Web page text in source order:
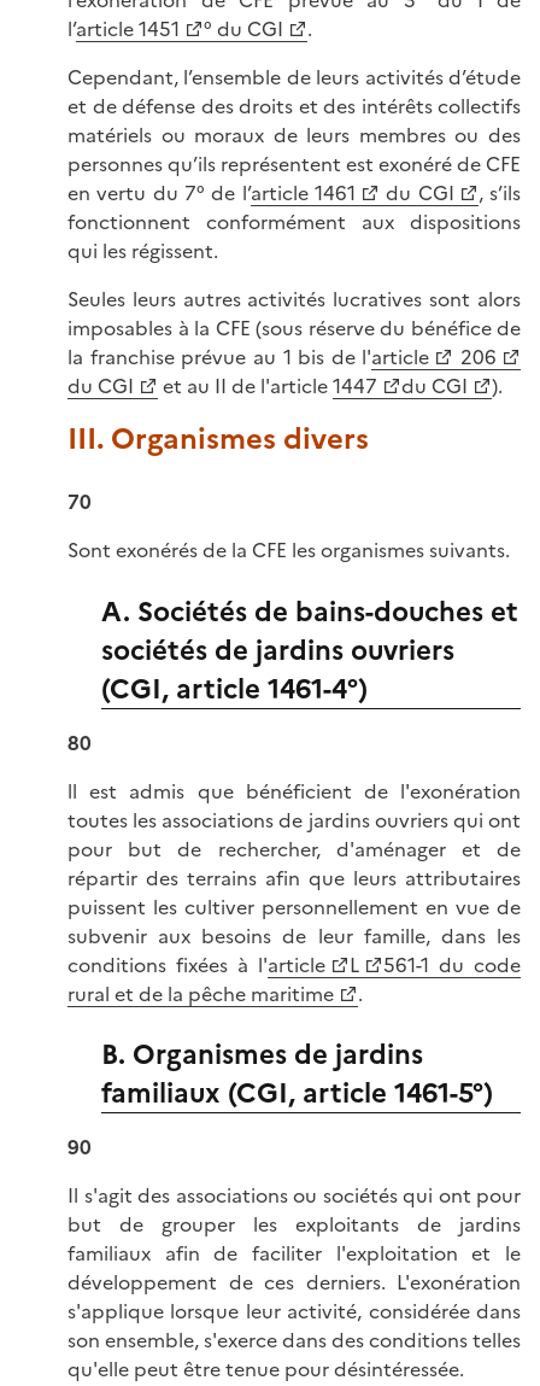
l’article 1451 ° du CGI
.
Cependant, l’ensemble de leurs activités d’étude
et de défense des droits et des intérêts collectifs
matériels ou moraux de leurs membres ou des
personnes qu’ils représentent est exonéré de CFE
en vertu du 7° de l’article 1461 du CGI
, s’ils
fonctionnent conformément aux dispositions
qui les régissent.
Seules leurs autres activités lucratives sont alors
imposables à la CFE (sous réserve du bénéfice de
la franchise prévue au 1 bis de l'article
206
du CGI
et au II de l'article1447 du CGI ).
III. Organismes divers
70
Sont exonérés de la CFE les organismes suivants.
A. Sociétés de bains-douches et
sociétés de jardins ouvriers
(CGI, article 1461-4°)
80
ll est admis que bénéficient de l'exonération
toutes les associations de jardins ouvriers qui ont
pour but de rechercher, d'aménager et de
répartir des terrains afin que leurs attributaires
puissent les cultiver personnellement en vue de
subvenir aux besoins de leur famille, dans les
conditions fixées à l'article L
561-1 du code
rural et de la pêche maritime
.
B. Organismes de jardins
familiaux (CGI, article 1461-5°)
90
Il s'agit des associations ou sociétés qui ont pour
but de grouper les exploitants de jardins
familiaux afin de faciliter l'exploitation et le
développement de ces derniers. L'exonération
s'applique lorsque leur activité, considérée dans
son ensemble, s'exerce dans des conditions telles
qu'elle peut être tenue pour désintéressée.